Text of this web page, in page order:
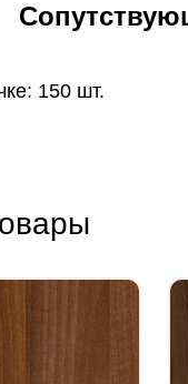
150 шт.